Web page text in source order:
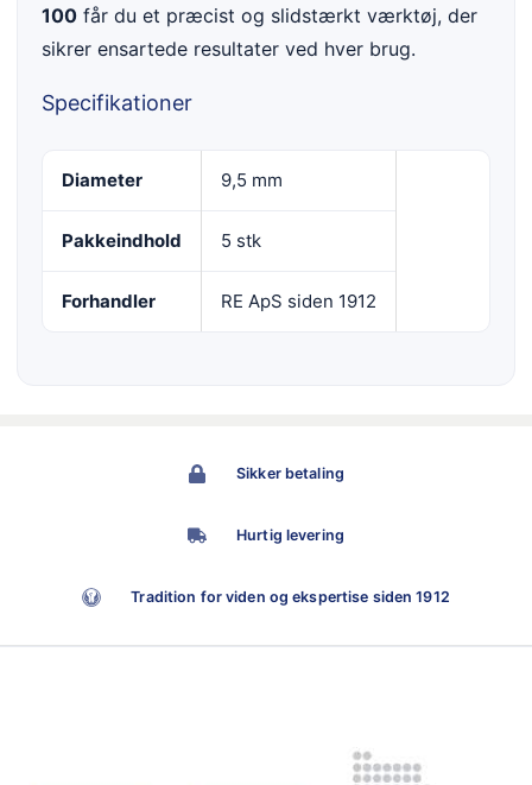
100 får du et præcist og slidstærkt værktøj, der
sikrer ensartede resultater ved hver brug.
Specifikationer
Diameter 9,5 mm
Pakkeindhold 5 stk
Forhandler RE ApS siden 1912
Sikker betaling
Hurtig levering
Tradition for viden og ekspertise siden 1912